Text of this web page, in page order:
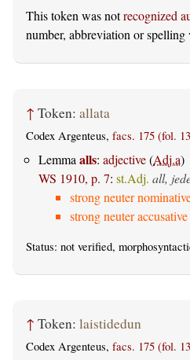
This token was notrecognized
number, abbreviation or spelling
↑ Token: allata
Codex Argenteus, facs. 175 (fol.
Lemmaalls: adjective(Adj.a)
WS 1910, p. 7: st.Adj. all,
strong neuter
strong neuter
Status: not verified,
↑ Token: laistidedun
Codex Argenteus, facs. 175 (fol.